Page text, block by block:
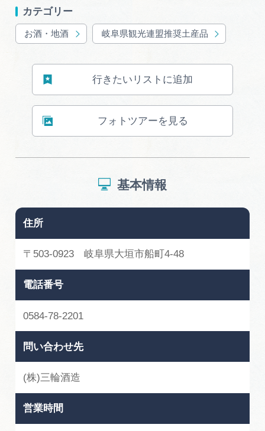
お問い合わせ
運営組織
サイトポリシー
カテゴリー
お酒・地酒 岐阜県観光連盟推奨土産品
行きたいリストに追加
フォトツアーを見る
基本情報
住所
〒503-0923 岐阜県大垣市船町4-48
電話番号
0584-78-2201
問い合わせ先
(株)三輪酒造
営業時間